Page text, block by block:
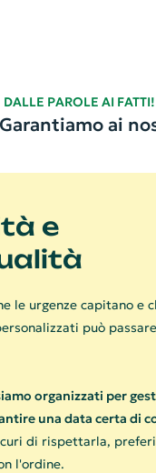
DALLE PAROLE AI FATTI!
Garantiamo ai
e
le urgenze capitano e
può
organizzati per
una data certa di
di rispettarla,
l'ordine.